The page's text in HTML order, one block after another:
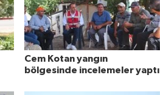
Cem Kotan yangın
bölgesinde incelemeler yaptı